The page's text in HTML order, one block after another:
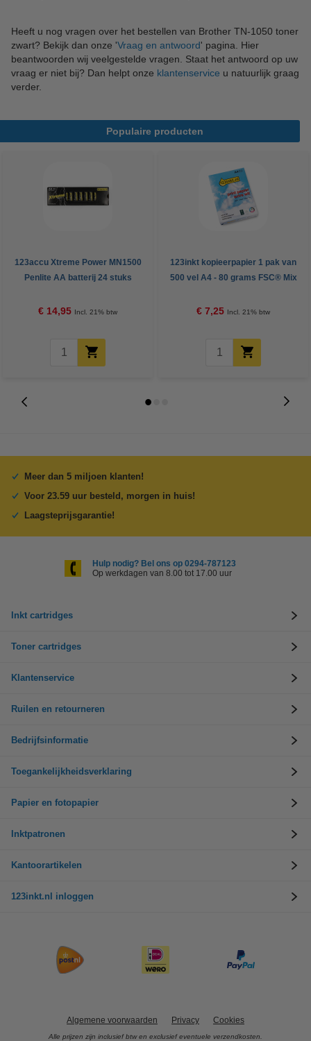
Heeft u nog vragen over het bestellen van Brother TN-1050 toner
zwart? Bekijk dan onze 'Vraag en antwoord' pagina. Hier
beantwoorden wij veelgestelde vragen. Staat het antwoord op uw
vraag er niet bij? Dan helpt onze klantenservice u natuurlijk graag
verder.
Populaire producten
123accu Xtreme Power MN1500
Penlite AA batterij 24 stuks
€ 14,95 Incl. 21% btw
123inkt kopieerpapier 1 pak van
500 vel A4 - 80 grams FSC® Mix
€ 7,25 Incl. 21% btw
Meer dan 5 miljoen klanten!
Voor 23.59 uur besteld, morgen in huis!
Laagsteprijsgarantie!
Hulp nodig? Bel ons op 0294-787123
Op werkdagen van 8.00 tot 17.00 uur
Inkt cartridges
Toner cartridges
Klantenservice
Ruilen en retourneren
Bedrijfsinformatie
Toegankelijkheidsverklaring
Papier en fotopapier
Inktpatronen
Kantoorartikelen
123inkt.nl inloggen
Algemene voorwaarden Privacy Cookies
Alle prijzen zijn inclusief btw en exclusief eventuele verzendkosten.